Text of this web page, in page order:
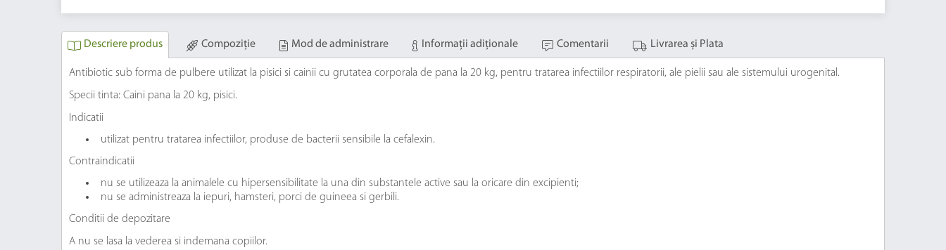
Descriere produs Compoziție Mod de administrare Informaţii adiţionale Comentarii Livrarea și Plata
Antibiotic sub forma de pulbere utilizat la pisici si cainii cu grutatea corporala de pana la 20 kg, pentru tratarea infectiilor respiratorii, ale pielii sau ale sistemului urogenital.
Specii tinta: Caini pana la 20 kg, pisici.
Indicatii
utilizat pentru tratarea infectiilor, produse de bacterii sensibile la cefalexin.
Contraindicatii
nu se utilizeaza la animalele cu hipersensibilitate la una din substantele active sau la oricare din excipienti;
nu se administreaza la iepuri, hamsteri, porci de guineea si gerbili.
Conditii de depozitare
A nu se lasa la vederea si indemana copiilor.